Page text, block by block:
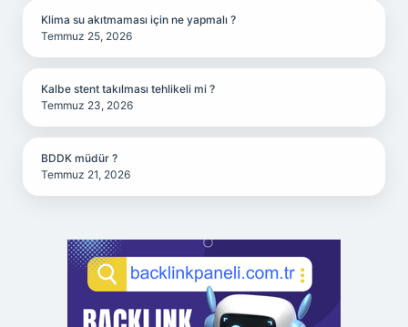
Klima su akıtmaması için ne yapmalı ?
Temmuz 25, 2026
Kalbe stent takılması tehlikeli mi ?
Temmuz 23, 2026
BDDK müdür ?
Temmuz 21, 2026